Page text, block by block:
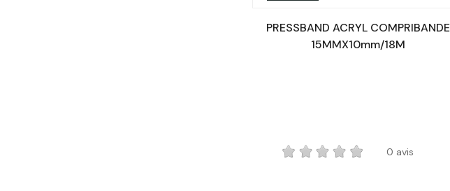
PRESSBAND ACRYL COMPRIBANDE
15MMX10mm/18M
0 avis